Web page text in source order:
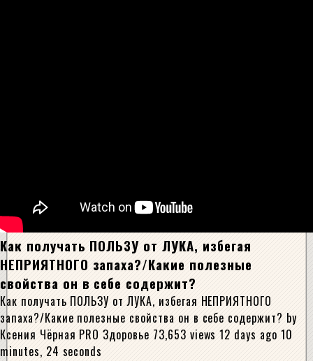
Как получать ПОЛЬЗУ от ЛУКА, избегая
НЕПРИЯТНОГО запаха?/Какие полезные
свойства он в себе содержит?
Как получать ПОЛЬЗУ от ЛУКА, избегая НЕПРИЯТНОГО
запаха?/Какие полезные свойства он в себе содержит? by
Ксения Чёрная PRO Здоровье 73,653 views 12 days ago 10
minutes, 24 seconds